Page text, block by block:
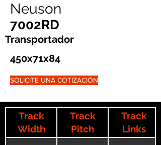
Neuson
7002RD
Transportador
450x71x84
SOLICITE UNA COTIZACIÓN
Track
Width
Track
Pitch
Track
Links